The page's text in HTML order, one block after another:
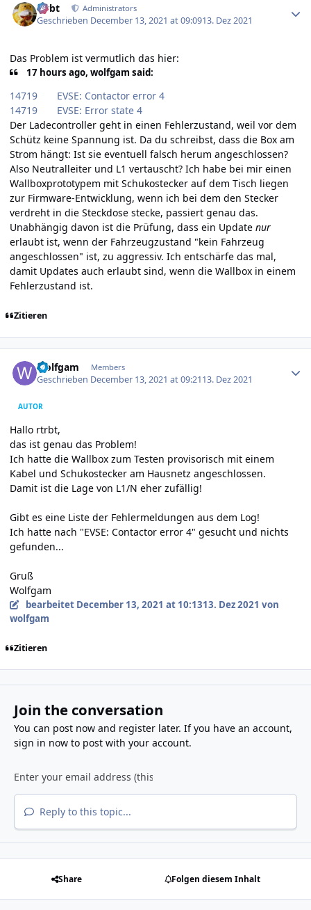
rtrbt Administrators
Geschrieben December 13, 2021 at 09:0913. Dez 2021
Das Problem ist vermutlich das hier:
17 hours ago, wolfgam said:
14719 EVSE: Contactor error 4
14719 EVSE: Error state 4
Der Ladecontroller geht in einen Fehlerzustand, weil vor dem
Schütz keine Spannung ist. Da du schreibst, dass die Box am
Strom hängt: Ist sie eventuell falsch herum angeschlossen?
Also Neutralleiter und L1 vertauscht? Ich habe bei mir einen
Wallboxprototypem mit Schukostecker auf dem Tisch liegen
zur Firmware-Entwicklung, wenn ich bei dem den Stecker
verdreht in die Steckdose stecke, passiert genau das.
Unabhängig davon ist die Prüfung, dass ein Update nur
erlaubt ist, wenn der Fahrzeugzustand "kein Fahrzeug
angeschlossen" ist, zu aggressiv. Ich entschärfe das mal,
damit Updates auch erlaubt sind, wenn die Wallbox in einem
Fehlerzustand ist.
Zitieren
wolfgam Members
Geschrieben December 13, 2021 at 09:2113. Dez 2021
AUTOR
Hallo rtrbt,
das ist genau das Problem!
Ich hatte die Wallbox zum Testen provisorisch mit einem
Kabel und Schukostecker am Hausnetz angeschlossen.
Damit ist die Lage von L1/N eher zufällig!
Gibt es eine Liste der Fehlermeldungen aus dem Log!
Ich hatte nach "EVSE: Contactor error 4" gesucht und nichts
gefunden...
Gruß
Wolfgam
bearbeitet December 13, 2021 at 10:1313. Dez 2021 von
wolfgam
Zitieren
Join the conversation
You can post now and register later. If you have an account,
sign in nowto post with your account.
Reply to this topic...
Share Folgen diesem Inhalt